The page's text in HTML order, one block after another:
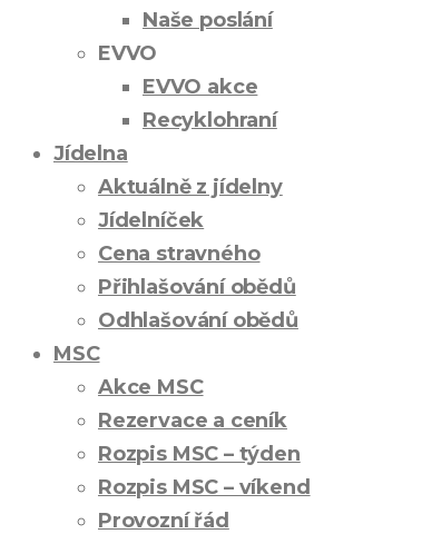
Naše poslání
EVVO
EVVO akce
Recyklohraní
Jídelna
Aktuálně z jídelny
Jídelníček
Cena stravného
Přihlašování obědů
Odhlašování obědů
MSC
Akce MSC
Rezervace a ceník
Rozpis MSC – týden
Rozpis MSC – víkend
Provozní řád